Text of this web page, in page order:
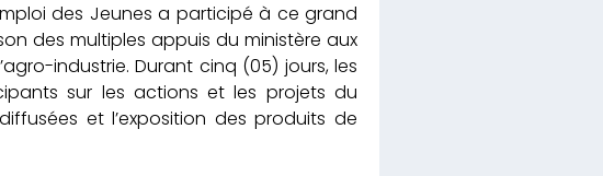
des Jeunes a participé à ce grand
des multiples appuis du ministère aux
industrie. Durant cinq (05) jours, les
sur les actions et les projets du
et l’exposition des produits de